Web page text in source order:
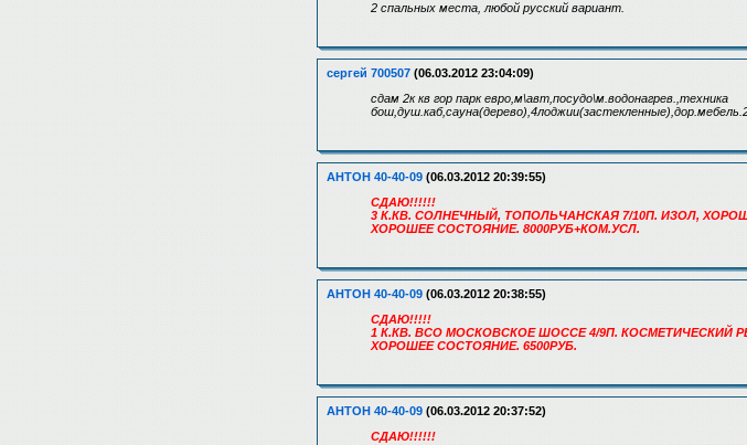
2 спальных места, любой русский вариант.
сергей 700507 (06.03.2012 23:04:09)
сдам 2к кв гор парк евро,м\авт,посудо\м.водонагрев.,техника
АНТОН 40-40-09 (06.03.2012 20:39:55)
СДАЮ!!!!!!
3 К.КВ. СОЛНЕЧНЫЙ, ТОПОЛЬЧАНСКАЯ 7/10П. ИЗОЛ,
ХОРОШЕЕ СОСТОЯНИЕ. 8000РУБ+КОМ.УСЛ.
АНТОН 40-40-09 (06.03.2012 20:38:55)
СДАЮ!!!!!
1 К.КВ. ВСО МОСКОВСКОЕ ШОССЕ 4/9П. КОСМЕТИЧЕСКИЙ
ХОРОШЕЕ СОСТОЯНИЕ. 6500РУБ.
АНТОН 40-40-09 (06.03.2012 20:37:52)
СДАЮ!!!!!!